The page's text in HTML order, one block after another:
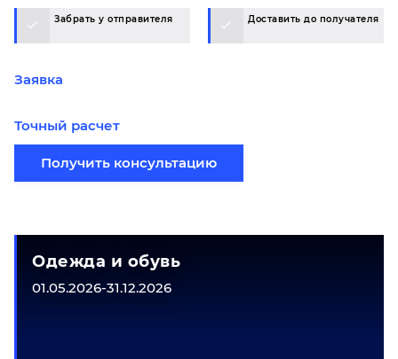
Забрать у отправителя Доставить до получателя
Заявка
Точный расчет
Получить консультацию
Одежда и обувь
01.05.2026-31.12.2026